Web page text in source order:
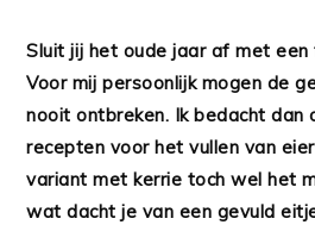
Sluit jij het oude jaar af met
Voor mij persoonlijk mogen de
nooit ontbreken. Ik bedacht dan
recepten voor het vullen van
variant met kerrie toch wel het
wat dacht je van een gevuld